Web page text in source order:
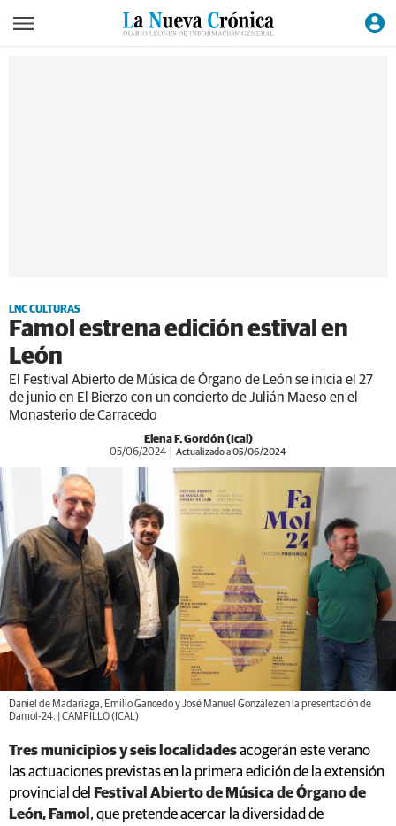
LNC CULTURAS
Famol estrena edición estival en
León
El Festival Abierto de Música de Órgano de León se inicia el 27
de junio en El Bierzo con un concierto de Julián Maeso en el
Monasterio de Carracedo
Elena F. Gordón (Ical)
05/06/2024 Actualizado a 05/06/2024
Daniel de Madariaga, Emilio Gancedo y José Manuel González en la presentación de
Damol-24. | CAMPILLO (ICAL)
Tres municipios y seis localidadesacogerán este verano
las actuaciones previstas en la primera edición de la extensión
provincial del
Festival Abierto de Música de Órgano de
León, Famol , que pretende acercar la diversidad de